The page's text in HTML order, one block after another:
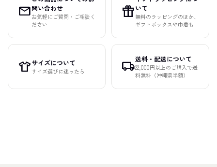
mail問い合わせ
お気軽にご質問・ご相談く
ださい
featured_seasonal_and_giftsいて
無料のラッピングのほか、
ギフトボックスや巾着も
apparelサイズについて
サイズ選びに迷ったら local_shipping送料・配送について
22,000円以上のご購入で送
料無料（沖縄県半額）